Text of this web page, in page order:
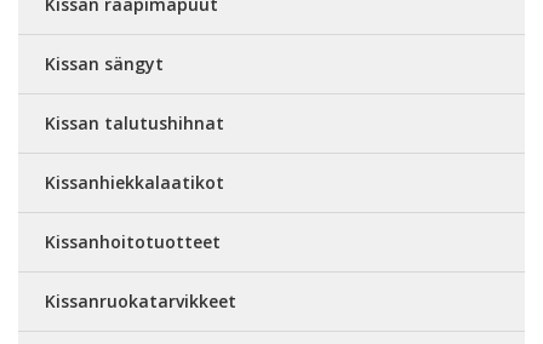
Kissan sängyt
Kissan talutushihnat
Kissanhiekkalaatikot
Kissanhoitotuotteet
Kissanruokatarvikkeet